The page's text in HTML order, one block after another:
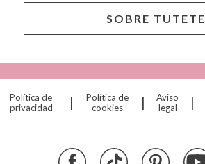
Cristina de Jos'h
Djeco
SOBRE TUTETE
Política de
privacidad
|
Política de
cookies
|
Aviso
legal
|